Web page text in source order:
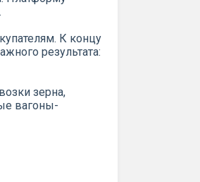
К концу
результата:
зерна,
вагоны-